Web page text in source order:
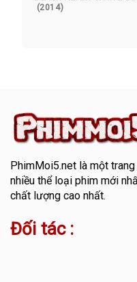
(2014)
PhimMoi5.netlà một trang
nhiều thể loại phim mới
chất lượng cao nhất.
Đối tác :